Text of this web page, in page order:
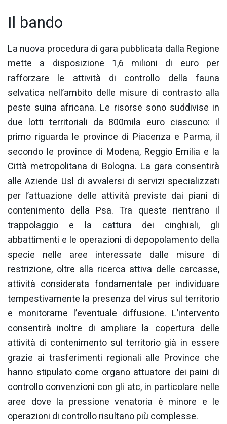
Il bando
La nuova procedura di gara pubblicata dalla Regione
mette a disposizione 1,6 milioni di euro per
rafforzare le attività di controllo della fauna
selvatica nell’ambito delle misure di contrasto alla
peste suina africana. Le risorse sono suddivise in
due lotti territoriali da 800mila euro ciascuno: il
primo riguarda le province di Piacenza e Parma, il
secondo le province di Modena, Reggio Emilia e la
Città metropolitana di Bologna. La gara consentirà
alle Aziende Usl di avvalersi di servizi specializzati
per l’attuazione delle attività previste dai piani di
contenimento della Psa. Tra queste rientrano il
trappolaggio e la cattura dei cinghiali, gli
abbattimenti e le operazioni di depopolamento della
specie nelle aree interessate dalle misure di
restrizione, oltre alla ricerca attiva delle carcasse,
attività considerata fondamentale per individuare
tempestivamente la presenza del virus sul territorio
e monitorarne l’eventuale diffusione. L’intervento
consentirà inoltre di ampliare la copertura delle
attività di contenimento sul territorio già in essere
grazie ai trasferimenti regionali alle Province che
hanno stipulato come organo attuatore dei paini di
controllo convenzioni con gli atc, in particolare nelle
aree dove la pressione venatoria è minore e le
operazioni di controllo risultano più complesse.